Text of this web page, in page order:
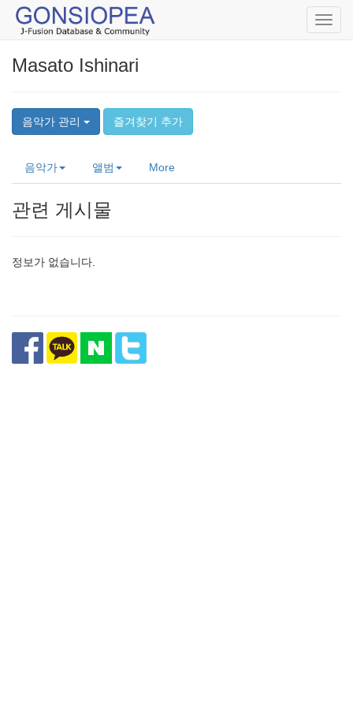
Masato Ishinari
음악가 관리 즐겨찾기 추가
음악가 앨범 More
관련 게시물
정보가 없습니다.